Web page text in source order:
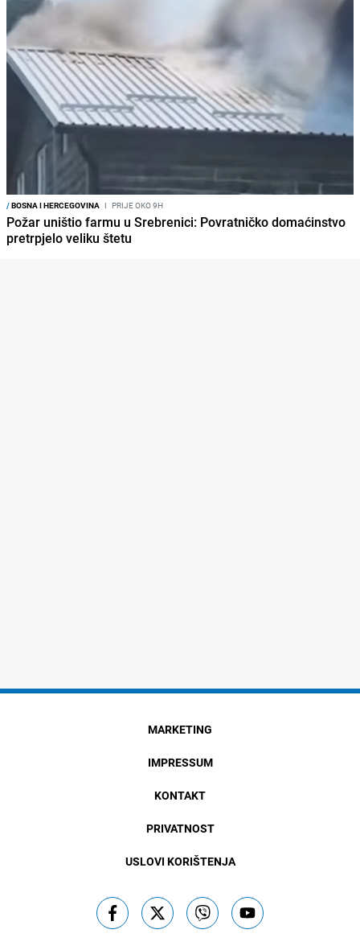
/BOSNA I HERCEGOVINA I PRIJE OKO 9H
Požar uništio farmu u Srebrenici: Povratničko domaćinstvo
pretrpjelo veliku štetu
MARKETING
IMPRESSUM
KONTAKT
PRIVATNOST
USLOVI KORIŠTENJA